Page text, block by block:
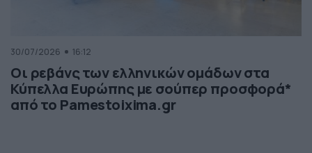
30/07/2026 16:12
Οι ρεβάνς των ελληνικών ομάδων στα
Κύπελλα Ευρώπης με σούπερ προσφορά*
από το Pamestoixima.gr